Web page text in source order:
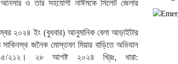
আনসার ও তার সহযোগী নাঈমকে সিলেট জেলার
২০২৪ ইং (বুধবার) আনুমানিক বেলা আড়াইটার
জনৈক মোস্তফা মিয়ার বাড়িতে অভিযান
২১২। ২৮ আগষ্ট ২০২৪ খ্রিঃ, ধারা: